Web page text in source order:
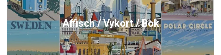
Affisch / Vykort / Bok